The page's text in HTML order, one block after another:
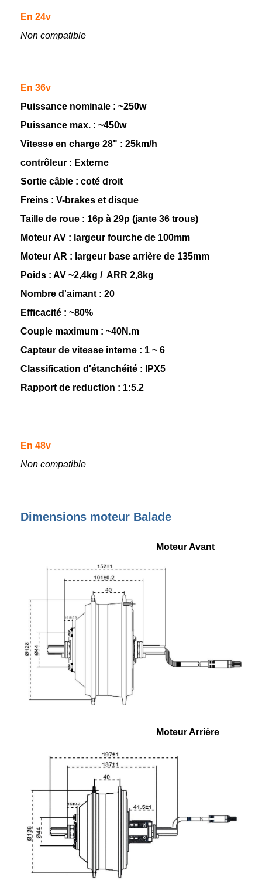
En 24v
Non compatible
En 36v
Puissance nominale : ~250w
Puissance max. : ~450w
Vitesse en charge 28" : 25km/h
contrôleur : Externe
Sortie câble : coté droit
Freins : V-brakes et disque
Taille de roue : 16p à 29p (jante 36 trous)
Moteur AV : largeur fourche de 100mm
Moteur AR : largeur base arrière de 135mm
Poids : AV ~2,4kg / ARR 2,8kg
Nombre d'aimant : 20
Efficacité : ~80%
Couple maximum : ~40N.m
Capteur de vitesse interne : 1 ~ 6
Classification d'étanchéité : lPX5
Rapport de reduction : 1:5.2
En 48v
Non compatible
Dimensions moteur Balade
Moteur Avant
Moteur Arrière